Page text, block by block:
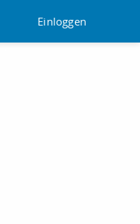
Einloggen